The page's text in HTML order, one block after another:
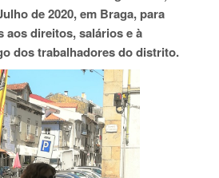
de 2020, em Braga, para
aos direitos, salários e à
dos trabalhadores do distrito.​